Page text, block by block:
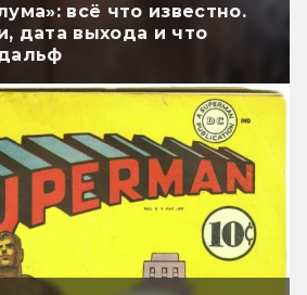
всё что известно.
дата выхода и что